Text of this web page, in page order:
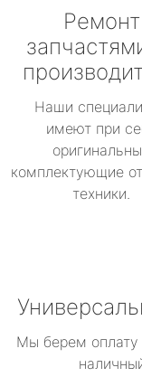
Ремонт
Наши
имеют при
комплектующие
техники.
Мы берем